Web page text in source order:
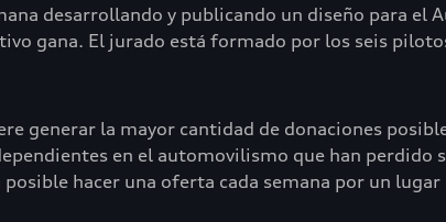
desarrollando y publicando un diseño para el
gana. El jurado está formado por los seis
generar la mayor cantidad de donaciones
en el automovilismo que han perdido
posible hacer una oferta cada semana por un